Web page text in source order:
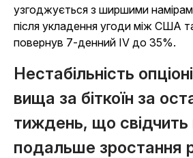
узгоджується з ширшими
після укладення угоди між США
повернув 7-денний IV до 35%.
Нестабільність
вища за біткоїн за
тиждень, що свідчить
подальше зростання